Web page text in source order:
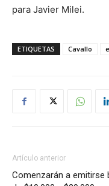
para Javier Milei.
ETIQUETAS Cavallo
Artículo anterior
Comenzarán a emitirse